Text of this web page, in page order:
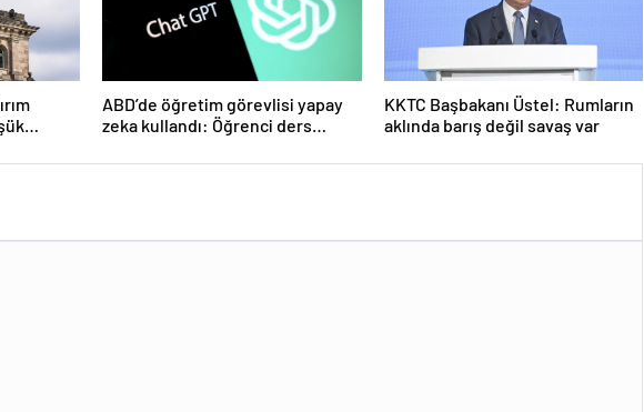
ABD’de öğretim görevlisi yapay
zeka kullandı: Öğrenci ders
KKTC Başbakanı Üstel: Rumların
aklında barış değil savaş var